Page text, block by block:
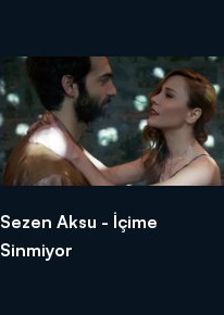
Sezen Aksu - İçime
Sinmiyor